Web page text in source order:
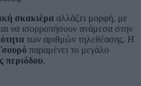
σκακιέρα αλλάζει μορφή, με
να ισορροπήσουν ανάμεσα στην
των αριθμών τηλεθέασης. Η
παραμένει το μεγάλο
περιόδου.